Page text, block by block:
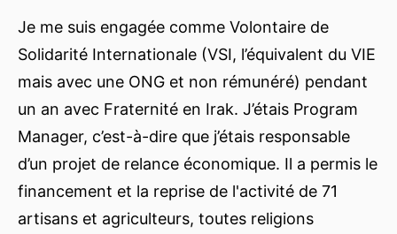
Je me suis engagée comme Volontaire de
Solidarité Internationale (VSI, l’équivalent du VIE
mais avec une ONG et non rémunéré) pendant
un an avec Fraternité en Irak. J’étais Program
Manager, c’est-à-dire que j’étais responsable
d’un projet de relance économique. Il a permis le
financement et la reprise de l'activité de 71
artisans et agriculteurs, toutes religions